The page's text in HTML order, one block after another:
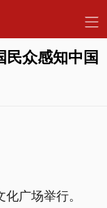
民众感知中国
广场举行。